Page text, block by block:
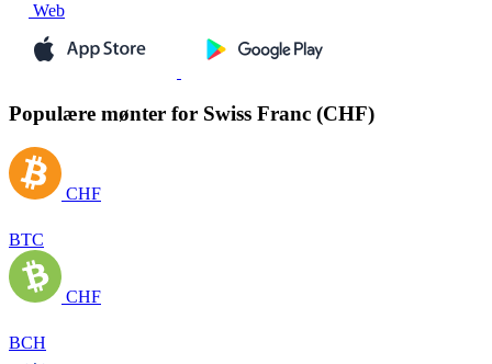
Web
Populære mønter for Swiss Franc (CHF)
CHF
BTC
CHF
BCH